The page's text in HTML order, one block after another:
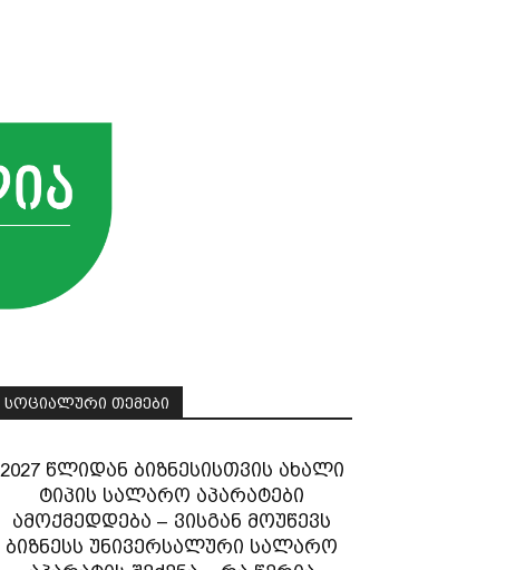
ᲡᲝᲪᲘᲐᲚᲣᲠᲘ ᲗᲔᲛᲔᲑᲘ
2027 წლიდან ბიზნესისთვის ახალი
ტიპის სალარო აპარატები
ამოქმედდება – ვისგან მოუწევს
ბიზნესს უნივერსალური სალარო